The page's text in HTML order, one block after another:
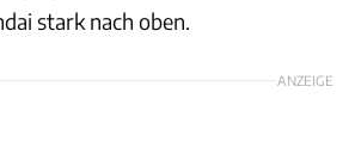
stark nach oben.
ANZEIGE